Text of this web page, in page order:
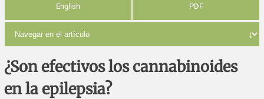
Comentarios
Cartas a los editores
Errata y notas de reserva
Estudios originales
Estudios cualitativos
Revisiones sistemáticas
Análisis
Revisiones clínicas
Comunicaciones breves
English PDF
¿Son efectivos los cannabinoides
en la epilepsia?